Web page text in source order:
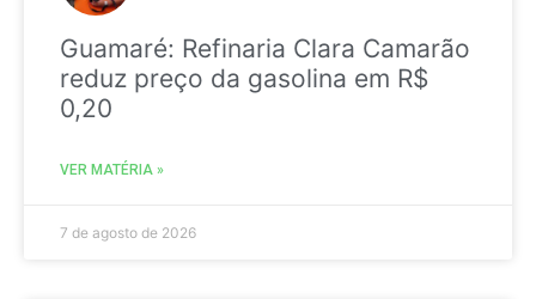
Guamaré: Refinaria Clara Camarão
reduz preço da gasolina em R$
0,20
VER MATÉRIA »
7 de agosto de 2026